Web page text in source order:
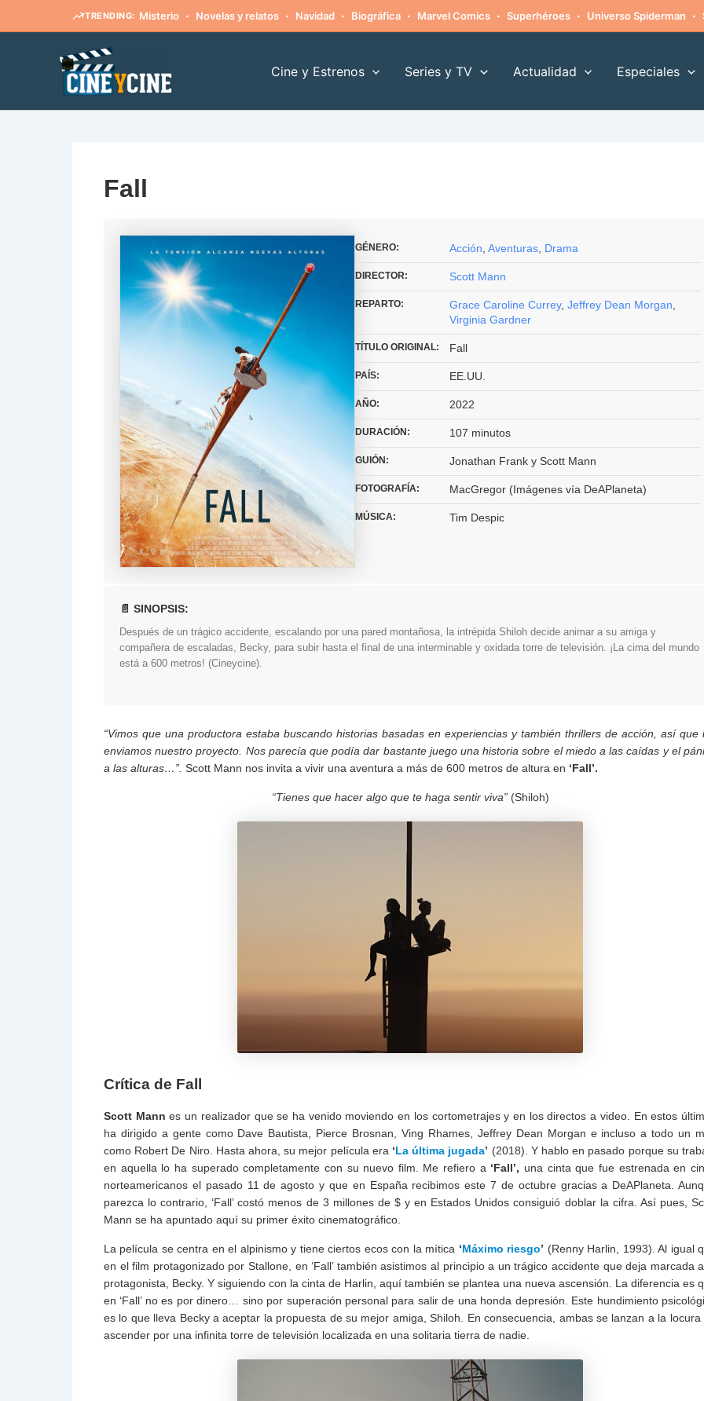
TRENDING: Misterio · Novelas y relatos · Navidad · Biográfica · Marvel Comics · Superhéroes · Universo Spiderman ·
Cine y Estrenos Series y TV Actualidad Especiales
Fall
GÉNERO: Acción Aventuras Drama
DIRECTOR: Scott Mann
REPARTO: Grace Caroline Currey, Jeffrey Dean Morgan
Virginia Gardner
TÍTULO ORIGINAL: Fall
PAÍS: EE.UU.
AÑO: 2022
DURACIÓN: 107 minutos
GUIÓN: Jonathan Frank y Scott Mann
FOTOGRAFÍA: MacGregor (Imágenes vía DeAPlaneta)
MÚSICA: Tim Despic
📄 SINOPSIS:
Después de un trágico accidente, escalando por una pared montañosa, la intrépida Shiloh decide animar a su amiga y
compañera de escaladas, Becky, para subir hasta el final de una interminable y oxidada torre de televisión. ¡La cima del mundo
está a 600 metros! (Cineycine).
“Vimos que una productora estaba buscando historias basadas en experiencias y también thrillers de acción, así que
enviamos nuestro proyecto. Nos parecía que podía dar bastante juego una historia sobre el miedo a las caídas y el
a las alturas…”. Scott Mann nos invita a vivir una aventura a más de 600 metros de altura en ‘Fall’.
“Tienes que hacer algo que te haga sentir viva”(Shiloh)
Crítica de Fall
Scott Mann es un realizador que se ha venido moviendo en los cortometrajes y en los directos a video. En estos
ha dirigido a gente como Dave Bautista, Pierce Brosnan, Ving Rhames, Jeffrey Dean Morgan e incluso a todo un
como Robert De Niro. Hasta ahora, su mejor película era ‘La última jugada’ (2018). Y hablo en pasado porque su
en aquella lo ha superado completamente con su nuevo film. Me refiero a ‘Fall’, una cinta que fue estrenada en
norteamericanos el pasado 11 de agosto y que en España recibimos este 7 de octubre gracias a DeAPlaneta.
parezca lo contrario, ‘Fall’ costó menos de 3 millones de $ y en Estados Unidos consiguió doblar la cifra. Así pues,
Mann se ha apuntado aquí su primer éxito cinematográfico.
La película se centra en el alpinismo y tiene ciertos ecos con la mítica ‘Máximo riesgo’ (Renny Harlin, 1993). Al igual
en el film protagonizado por Stallone, en ‘Fall’ también asistimos al principio a un trágico accidente que deja marcada
protagonista, Becky. Y siguiendo con la cinta de Harlin, aquí también se plantea una nueva ascensión. La diferencia es
en ‘Fall’ no es por dinero… sino por superación personal para salir de una honda depresión. Este hundimiento
es lo que lleva Becky a aceptar la propuesta de su mejor amiga, Shiloh. En consecuencia, ambas se lanzan a la locura
ascender por una infinita torre de televisión localizada en una solitaria tierra de nadie.